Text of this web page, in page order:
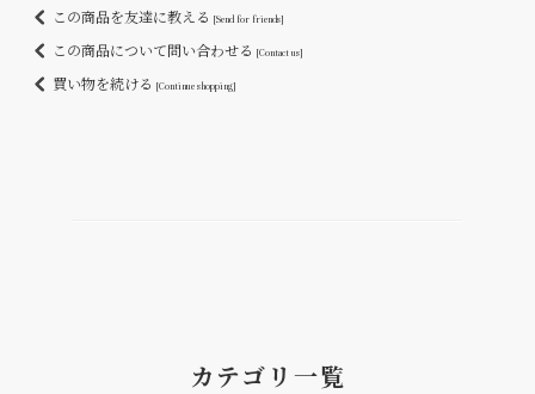
この商品を友達に教える [Send for friends]
この商品について問い合わせる [Contact us]
買い物を続ける [Continue shopping]
カテゴリ一覧